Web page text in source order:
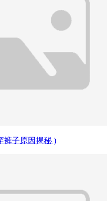
裤子原因揭秘 )